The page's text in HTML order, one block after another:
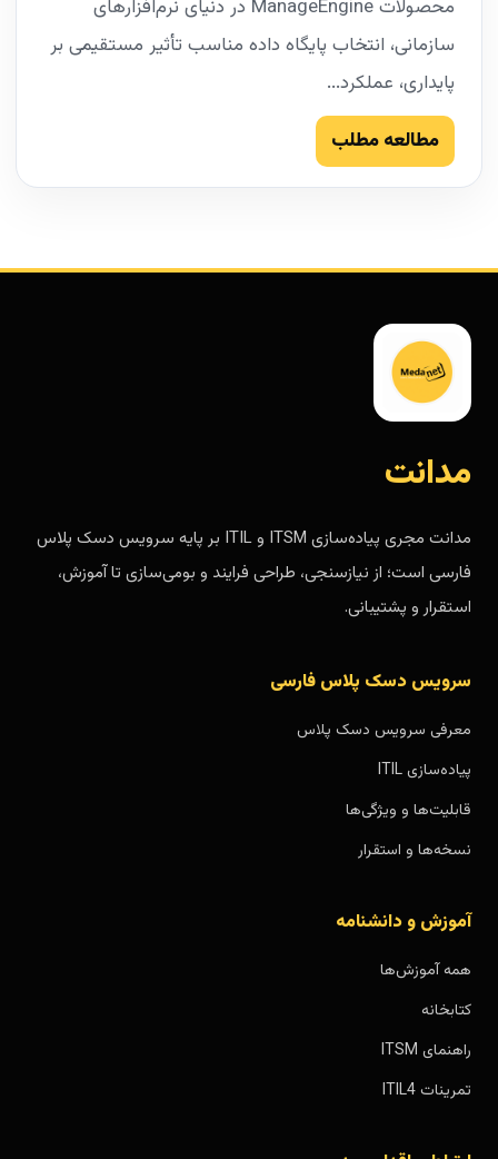
محصولات ManageEngine در دنیای نرم‌افزارهای
سازمانی، انتخاب پایگاه داده مناسب تأثیر مستقیمی بر
پایداری، عملکرد...
مطالعه مطلب
مدانت
مدانت مجری پیاده‌سازی ITSM و ITIL بر پایه سرویس دسک پلاس
فارسی است؛ از نیازسنجی، طراحی فرایند و بومی‌سازی تا آموزش،
استقرار و پشتیبانی.
سرویس دسک پلاس فارسی
معرفی سرویس دسک پلاس
پیاده‌سازی ITIL
قابلیت‌ها و ویژگی‌ها
نسخه‌ها و استقرار
آموزش و دانشنامه
همه آموزش‌ها
کتابخانه
راهنمای ITSM
تمرینات ITIL4